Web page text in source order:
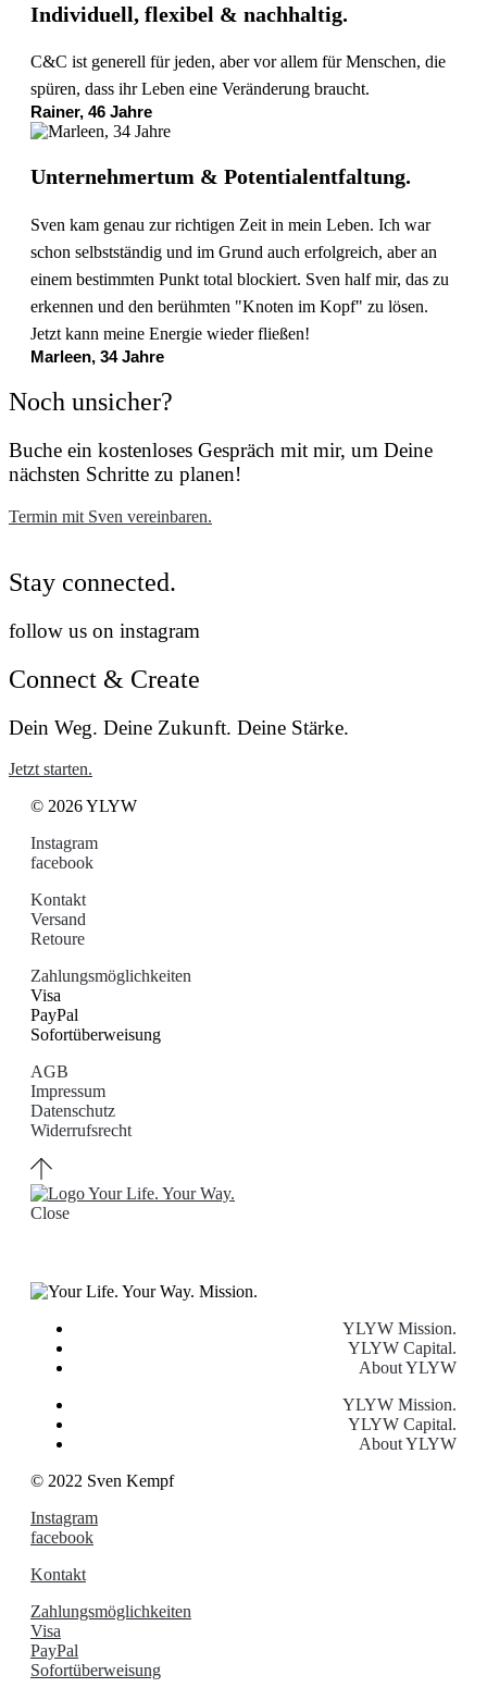
Individuell, flexibel & nachhaltig.
C&C ist generell für jeden, aber vor allem für Menschen, die
spüren, dass ihr Leben eine Veränderung braucht.
Rainer, 46 Jahre
Unternehmertum & Potentialentfaltung.
Sven kam genau zur richtigen Zeit in mein Leben. Ich war
schon selbstständig und im Grund auch erfolgreich, aber an
einem bestimmten Punkt total blockiert. Sven half mir, das zu
erkennen und den berühmten "Knoten im Kopf" zu lösen.
Jetzt kann meine Energie wieder fließen!
Marleen, 34 Jahre
Noch unsicher?
Buche ein kostenloses Gespräch mit mir, um Deine
nächsten Schritte zu planen!
Termin mit Sven vereinbaren.
Stay connected.
follow us on instagram
Connect & Create
Dein Weg. Deine Zukunft. Deine Stärke.
Jetzt starten.
© 2026 YLYW
Instagram
facebook
Kontakt
Versand
Retoure
Zahlungsmöglichkeiten
Visa
PayPal
Sofortüberweisung
AGB
Impressum
Datenschutz
Widerrufsrecht
Close
YLYW Mission.
YLYW Capital.
About YLYW
YLYW Mission.
YLYW Capital.
About YLYW
© 2022 Sven Kempf
Instagram
facebook
Kontakt
Zahlungsmöglichkeiten
Visa
PayPal
Sofortüberweisung